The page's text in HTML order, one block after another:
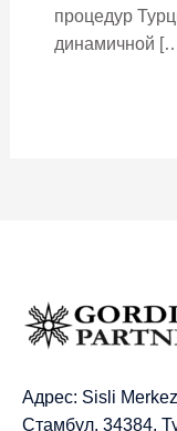
процедур
динамичной
Адрес: Sisli
Стамбул, 34384,